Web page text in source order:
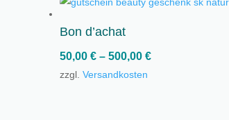
Bon d’achat
50,00 € – 500,00 €
zzgl. Versandkosten